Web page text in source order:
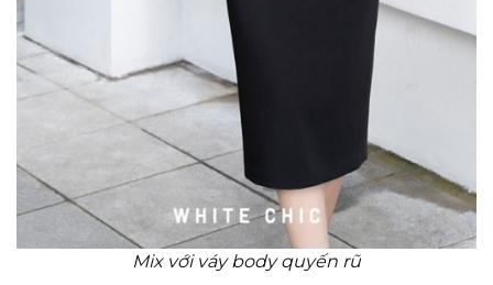
Mix với váy body quyến rũ